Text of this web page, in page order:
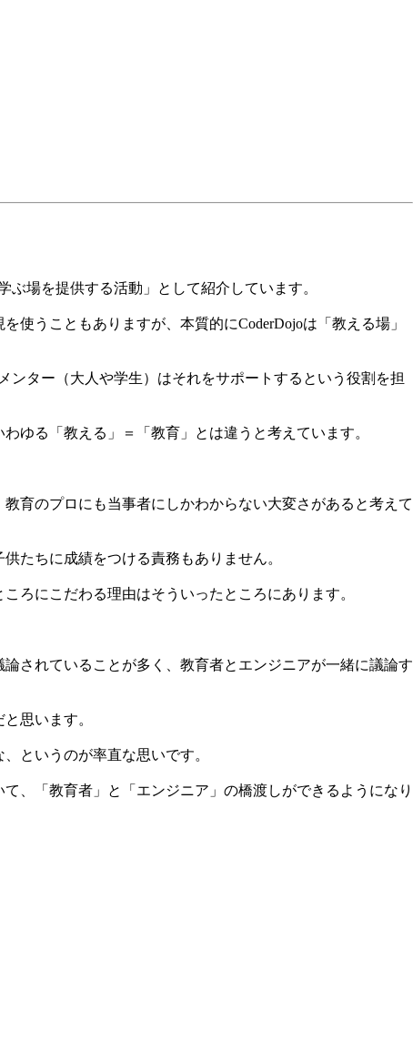
場を提供する活動」として紹介しています。
うこともありますが、本質的にCoderDojoは「教える場」
ンター（大人や学生）はそれをサポートするという役割を担
ゆる「教える」＝「教育」とは違うと考えています。
育のプロにも当事者にしかわからない大変さがあると考えて
たちに成績をつける責務もありません。
ろにこだわる理由はそういったところにあります。
されていることが多く、教育者とエンジニアが一緒に議論す
思います。
というのが率直な思いです。
、「教育者」と「エンジニア」の橋渡しができるようになり